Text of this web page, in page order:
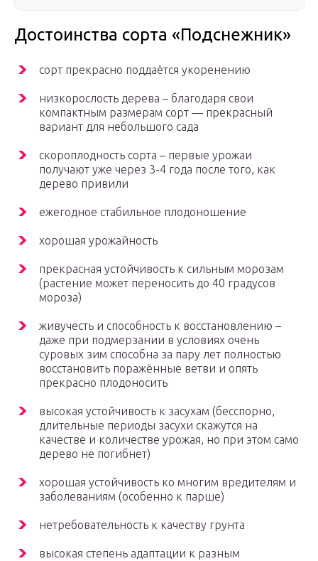
Достоинства сорта «Подснежник»
сорт прекрасно поддаётся укоренению
низкорослость дерева – благодаря свои
компактным размерам сорт — прекрасный
вариант для небольшого сада
скороплодность сорта – первые урожаи
получают уже через 3-4 года после того, как
дерево привили
ежегодное стабильное плодоношение
хорошая урожайность
прекрасная устойчивость к сильным морозам
(растение может переносить до 40 градусов
мороза)
живучесть и способность к восстановлению –
даже при подмерзании в условиях очень
суровых зим способна за пару лет полностью
восстановить поражённые ветви и опять
прекрасно плодоносить
высокая устойчивость к засухам (бесспорно,
длительные периоды засухи скажутся на
качестве и количестве урожая, но при этом само
дерево не погибнет)
хорошая устойчивость ко многим вредителям и
заболеваниям (особенно к парше)
нетребовательность к качеству грунта
высокая степень адаптации к разным